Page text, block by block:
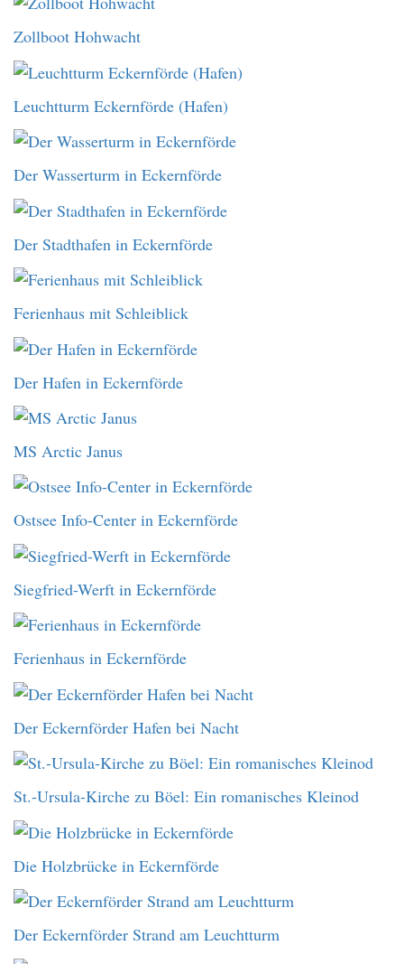
Zollboot Hohwacht
Leuchtturm Eckernförde (Hafen)
Der Wasserturm in Eckernförde
Der Stadthafen in Eckernförde
Ferienhaus mit Schleiblick
Der Hafen in Eckernförde
MS Arctic Janus
Ostsee Info-Center in Eckernförde
Siegfried-Werft in Eckernförde
Ferienhaus in Eckernförde
Der Eckernförder Hafen bei Nacht
St.-Ursula-Kirche zu Böel: Ein romanisches Kleinod
Die Holzbrücke in Eckernförde
Der Eckernförder Strand am Leuchtturm